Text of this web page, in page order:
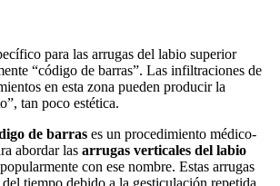
para las arrugas del labio superior
“código de barras”. Las infiltraciones de
en esta zona pueden producir la
tan poco estética.
de barras es un procedimiento médico-
abordar las arrugas verticales del labio
con ese nombre. Estas arrugas